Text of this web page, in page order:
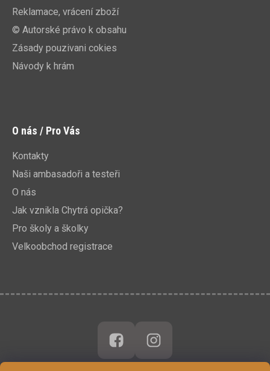
Reklamace, vrácení zboží
© Autorské právo k obsahu
Zásady pouzivani cokies
Návody k hrám
O nás / Pro Vás
Kontakty
Naši ambasadoři a testeři
O nás
Jak vznikla Chytrá opička?
Pro školy a školky
Velkoobchod registrace